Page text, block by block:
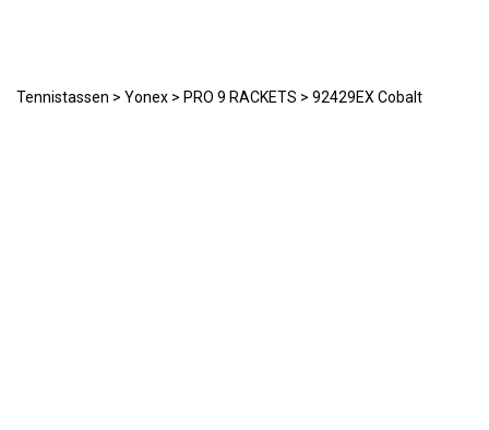
Tennistassen > Yonex > PRO 9 RACKETS > 92429EX Cobalt